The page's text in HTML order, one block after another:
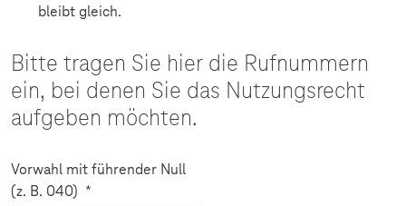
bleibt gleich.
Bitte tragen Sie hier die Rufnummern
ein, bei denen Sie das Nutzungsrecht
aufgeben möchten.
Vorwahl mit führender Null
(z. B. 040) *